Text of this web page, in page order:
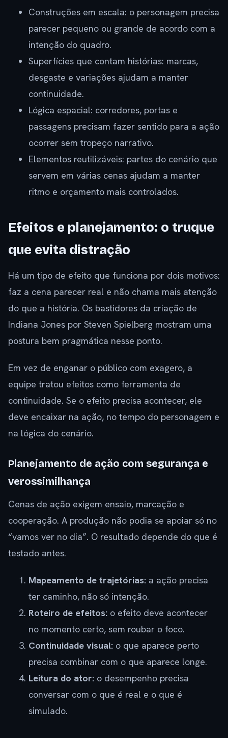
Construções em escala: o personagem precisa
parecer pequeno ou grande de acordo com a
intenção do quadro.
Superfícies que contam histórias: marcas,
desgaste e variações ajudam a manter
continuidade.
Lógica espacial: corredores, portas e
passagens precisam fazer sentido para a ação
ocorrer sem tropeço narrativo.
Elementos reutilizáveis: partes do cenário que
servem em várias cenas ajudam a manter
ritmo e orçamento mais controlados.
Efeitos e planejamento: o truque
que evita distração
Há um tipo de efeito que funciona por dois motivos:
faz a cena parecer real e não chama mais atenção
do que a história. Os bastidores da criação de
Indiana Jones por Steven Spielberg mostram uma
postura bem pragmática nesse ponto.
Em vez de enganar o público com exagero, a
equipe tratou efeitos como ferramenta de
continuidade. Se o efeito precisa acontecer, ele
deve encaixar na ação, no tempo do personagem e
na lógica do cenário.
Planejamento de ação com segurança e
verossimilhança
Cenas de ação exigem ensaio, marcação e
cooperação. A produção não podia se apoiar só no
“vamos ver no dia”. O resultado depende do que é
testado antes.
Mapeamento de trajetórias: a ação precisa
ter caminho, não só intenção.
Roteiro de efeitos: o efeito deve acontecer
no momento certo, sem roubar o foco.
Continuidade visual: o que aparece perto
precisa combinar com o que aparece longe.
Leitura do ator: o desempenho precisa
conversar com o que é real e o que é
simulado.